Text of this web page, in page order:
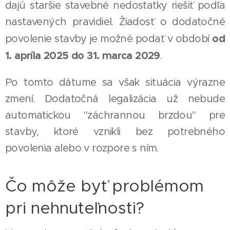
dajú staršie stavebné nedostatky riešiť podľa
nastavených pravidiel. Žiadosť o dodatočné
povolenie stavby je možné podať v období od
1. apríla 2025 do 31. marca 2029.
Po tomto dátume sa však situácia výrazne
zmení. Dodatočná legalizácia už nebude
automatickou "záchrannou brzdou" pre
stavby, ktoré vznikli bez potrebného
povolenia alebo v rozpore s ním.
Čo môže byť problémom
pri nehnuteľnosti?